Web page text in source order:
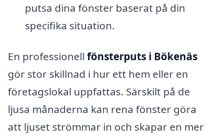
putsa dina fönster baserat på din
specifika situation.
En professionell fönsterputs i Bökenäs
gör stor skillnad i hur ett hem eller en
företagslokal uppfattas. Särskilt på de
ljusa månaderna kan rena fönster göra
att ljuset strömmar in och skapar en mer